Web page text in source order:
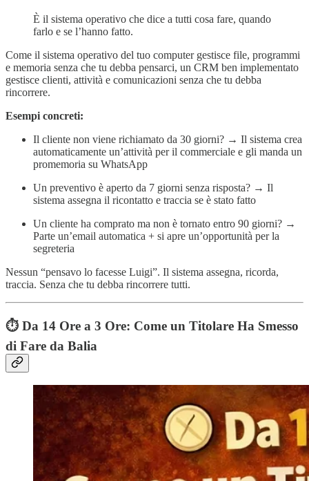
È il sistema operativo che dice a tutti cosa fare, quando
farlo e se l’hanno fatto.
Come il sistema operativo del tuo computer gestisce file, programmi
e memoria senza che tu debba pensarci, un CRM ben implementato
gestisce clienti, attività e comunicazioni senza che tu debba
rincorrere.
Esempi concreti:
Il cliente non viene richiamato da 30 giorni? → Il sistema crea
automaticamente un’attività per il commerciale e gli manda un
promemoria su WhatsApp
Un preventivo è aperto da 7 giorni senza risposta? → Il
sistema assegna il ricontatto e traccia se è stato fatto
Un cliente ha comprato ma non è tornato entro 90 giorni? →
Parte un’email automatica + si apre un’opportunità per la
segreteria
Nessun “pensavo lo facesse Luigi”. Il sistema assegna, ricorda,
traccia. Senza che tu debba rincorrere tutti.
⏱️ Da 14 Ore a 3 Ore: Come un Titolare Ha Smesso
di Fare da Balia